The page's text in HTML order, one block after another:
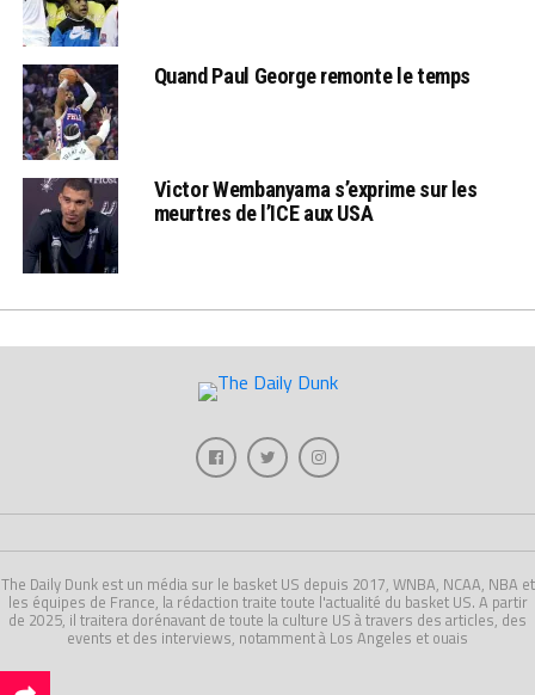
Quand Paul George remonte le temps
Victor Wembanyama s’exprime sur les
meurtres de l’ICE aux USA
The Daily Dunk est un média sur le basket US depuis 2017, WNBA, NCAA, NBA et
les équipes de France, la rédaction traite toute l'actualité du basket US. A partir
de 2025, il traitera dorénavant de toute la culture US à travers des articles, des
events et des interviews, notamment à Los Angeles et ouais